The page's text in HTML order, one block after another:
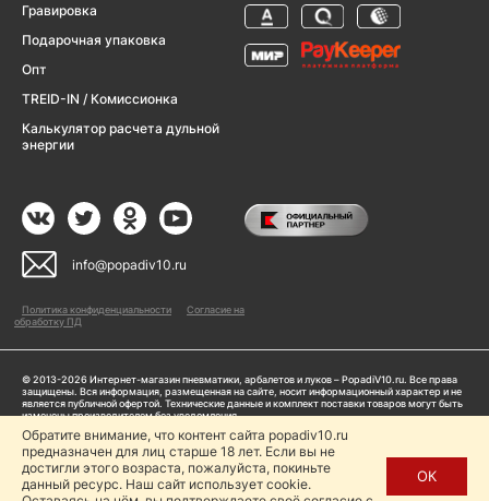
Гравировка
Подарочная упаковка
Опт
TREID-IN / Комиссионка
Калькулятор расчета дульной
энергии
info@popadiv10.ru
Политика конфиденциальности
Согласие на
обработку ПД
© 2013-2026 Интернет-магазин пневматики, арбалетов и луков – PopadiV10.ru. Все права
защищены. Вся информация, размещенная на сайте, носит информационный характер и не
является публичной офертой. Технические данные и комплект поставки товаров могут быть
изменены производителем без уведомления
Пользуясь сайтом Popadiv10.ru, пользователь автоматически соглашается с условиями,
прописанными в
Политике конфиденциальности
Копирование любой информации (тексты, фото, видео и др.) с сайта Popadiv10 запрещено,
за исключением наличия письменного согласия администрации сайта Popadiv10.
Обратите внимание, что контент сайта popadiv10.ru
предназначен для лиц старше 18 лет. Если вы не
достигли этого возраста, пожалуйста, покиньте
данный ресурс. Наш сайт использует cookie.
ОК